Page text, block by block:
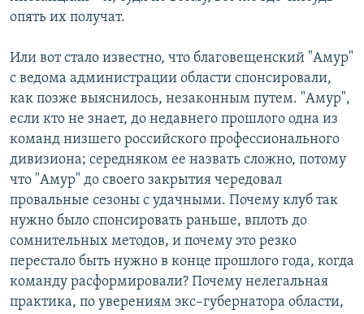
опять их получат.
Или вот стало известно, что благовещенский "Амур"
с ведома администрации области спонсировали,
как позже выяснилось, незаконным путем. "Амур",
если кто не знает, до недавнего прошлого одна из
команд низшего российского профессионального
дивизиона; середняком ее назвать сложно, потому
что "Амур" до своего закрытия чередовал
провальные сезоны с удачными. Почему клуб так
нужно было спонсировать раньше, вплоть до
сомнительных методов, и почему это резко
перестало быть нужно в конце прошлого года, когда
команду расформировали? Почему нелегальная
практика, по уверениям экс–губернатора области,